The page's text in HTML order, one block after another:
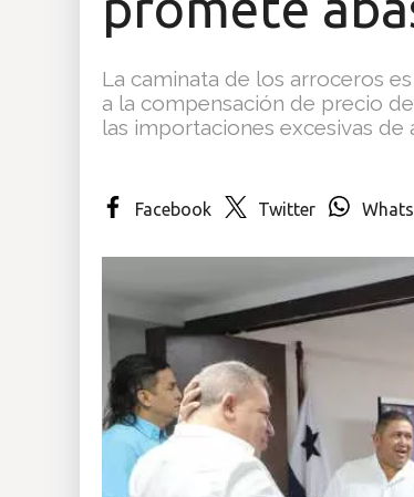
La caminata de los arroceros
a la compensación de precio
las importaciones excesivas
Facebook Twitter